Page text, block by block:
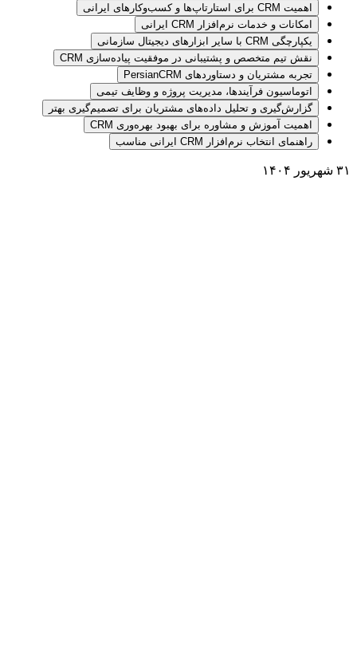
اهمیت CRM برای استارتاپ‌ها و کسب‌وکارهای ایرانی
امکانات و خدمات نرم‌افزار CRM ایرانی
یکپارچگی CRM با سایر ابزارهای دیجیتال سازمانی
نقش تیم متخصص و پشتیبانی در موفقیت پیاده‌سازی CRM
تجربه مشتریان و دستاوردهای PersianCRM
اتوماسیون فرآیندها، مدیریت پروژه و وظایف تیمی
گزارش‌گیری و تحلیل داده‌های مشتریان برای تصمیم‌گیری بهتر
اهمیت آموزش و مشاوره برای بهبود بهره‌وری CRM
راهنمای انتخاب نرم‌افزار CRM ایرانی مناسب
۳۱ شهریور ۱۴۰۴